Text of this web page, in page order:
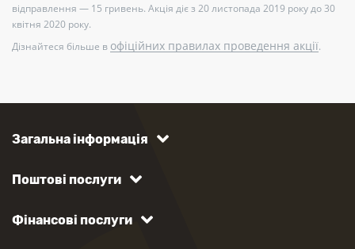
відправлення — 15 гривень. Акція діє з 20 листопада 2019 року до 30
квітня 2020 року.
Дізнайтеся більше в офіційних правилах проведення акції.
Загальна інформація
Поштові послуги
Фінансові послуги